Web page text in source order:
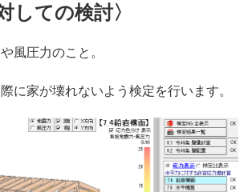
しての検討〉
風圧力のこと。
に家が壊れないよう検定を行います。